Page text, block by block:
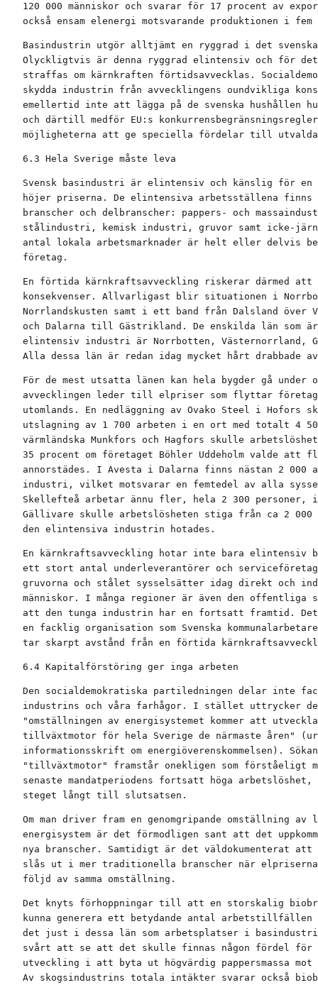
120 000 människor och svarar för 17 procent av
också ensam elenergi motsvarande produktionen i
Basindustrin utgör alltjämt en ryggrad i det
Olyckligtvis är denna ryggrad elintensiv och för
straffas om kärnkraften förtidsavvecklas.
skydda industrin från avvecklingens oundvikliga
emellertid inte att lägga på de svenska hushållen
och därtill medför EU:s
möjligheterna att ge speciella fördelar till
6.3 Hela Sverige måste leva
Svensk basindustri är elintensiv och känslig för en
höjer priserna. De elintensiva arbetsställena
branscher och delbranscher: pappers- och
stålindustri, kemisk industri, gruvor samt icke-
antal lokala arbetsmarknader är helt eller delvis
företag.
En förtida kärnkraftsavveckling riskerar därmed
konsekvenser. Allvarligast blir situationen i
Norrlandskusten samt i ett band från Dalsland över
och Dalarna till Gästrikland. De enskilda län som är
elintensiv industri är Norrbotten, Västernorrland,
Alla dessa län är redan idag mycket hårt drabbade
För de mest utsatta länen kan hela bygder gå under
avvecklingen leder till elpriser som flyttar
utomlands. En nedläggning av Ovako Steel i Hofors
utslagning av 1 700 arbeten i en ort med totalt 4
värmländska Munkfors och Hagfors skulle
35 procent om företaget Böhler Uddeholm valde att
annorstädes. I Avesta i Dalarna finns nästan 2 000
industri, vilket motsvarar en femtedel av alla
Skellefteå arbetar ännu fler, hela 2 300
Gällivare skulle arbetslösheten stiga från ca 2 000
den elintensiva industrin hotades.
En kärnkraftsavveckling hotar inte bara elintensiv
ett stort antal underleverantörer och
gruvorna och stålet sysselsätter idag direkt och
människor. I många regioner är även den offentliga
att den tunga industrin har en fortsatt framtid.
en facklig organisation som Svenska
tar skarpt avstånd från en förtida
6.4 Kapitalförstöring ger inga arbeten
Den socialdemokratiska partiledningen delar inte
industrins och våra farhågor. I stället uttrycker
"omställningen av energisystemet kommer att
tillväxtmotor för hela Sverige de närmaste åren" (ur
informationsskrift om energiöverenskommelsen).
"tillväxtmotor" framstår onekligen som förståeligt
senaste mandatperiodens fortsatt höga
steget långt till slutsatsen.
Om man driver fram en genomgripande omställning av
energisystem är det förmodligen sant att det
nya branscher. Samtidigt är det väldokumenterat att
slås ut i mer traditionella branscher när
följd av samma omställning.
Det knyts förhoppningar till att en storskalig
kunna generera ett betydande antal
det just i dessa län som arbetsplatser i
svårt att se att det skulle finnas någon fördel för
utveckling i att byta ut högvärdig pappersmassa
Av skogsindustrins totala intäkter svarar också